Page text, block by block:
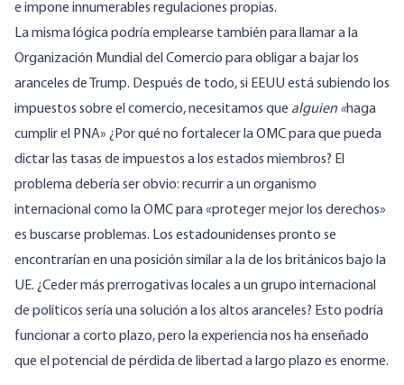
e impone innumerables regulaciones propias.
La misma lógica podría emplearse también para llamar a la
Organización Mundial del Comercio para obligar a bajar los
aranceles de Trump. Después de todo, si EEUU está subiendo los
impuestos sobre el comercio, necesitamos que alguien «haga
cumplir el PNA» ¿Por qué no fortalecer la OMC para que pueda
dictar las tasas de impuestos a los estados miembros? El
problema debería ser obvio: recurrir a un organismo
internacional como la OMC para «proteger mejor los derechos»
es buscarse problemas. Los estadounidenses pronto se
encontrarían en una posición similar a la de los británicos bajo la
UE. ¿Ceder más prerrogativas locales a un grupo internacional
de políticos sería una solución a los altos aranceles? Esto podría
funcionar a corto plazo, pero la experiencia nos ha enseñado
que el potencial de pérdida de libertad a largo plazo es enorme.